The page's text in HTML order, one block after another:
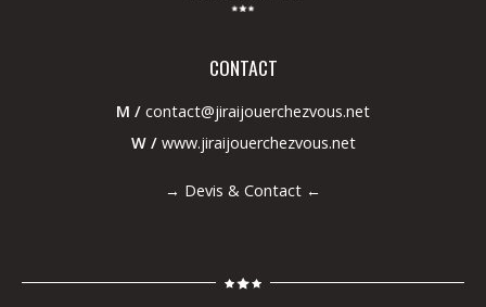
CONTACT
M / contact@jiraijouerchezvous.net
W / www.jiraijouerchezvous.net
→ Devis & Contact ←